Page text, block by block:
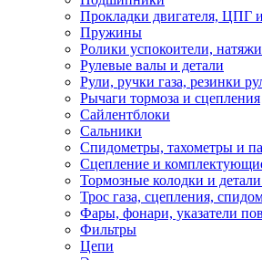
Прокладки двигателя, ЦПГ
Пружины
Ролики успокоители,
Рулевые валы и детали
Рули, ручки газа, резинки
Рычаги тормоза и сцепления
Сайлентблоки
Сальники
Спидометры, тахометры и
Сцепление и
Тормозные колодки и
Трос газа, сцепления,
Фары, фонари, указатели
Фильтры
Цепи